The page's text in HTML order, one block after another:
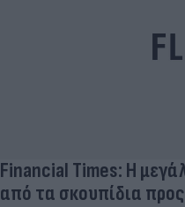
Financial Times: Η
από τα σκουπίδια